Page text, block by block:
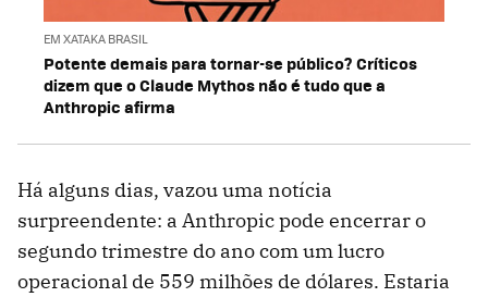
EM XATAKA BRASIL
Potente demais para tornar-se público? Críticos
dizem que o Claude Mythos não é tudo que a
Anthropic afirma
Há alguns dias, vazou uma notícia
surpreendente: a Anthropic pode encerrar o
segundo trimestre do ano com um lucro
operacional de 559 milhões de dólares. Estaria